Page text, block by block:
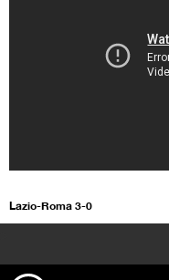
Lazio-Roma 3-0